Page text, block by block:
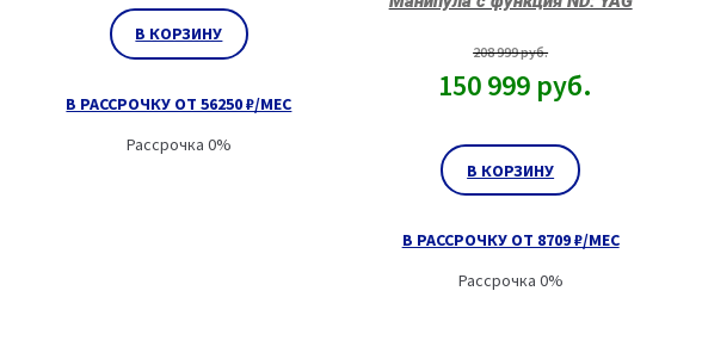
В КОРЗИНУ
В РАССРОЧКУ ОТ 56250 ₽/МЕС
Рассрочка 0%
208 999руб.
150 999 руб.
В КОРЗИНУ
В РАССРОЧКУ ОТ 8709 ₽/МЕС
Рассрочка 0%